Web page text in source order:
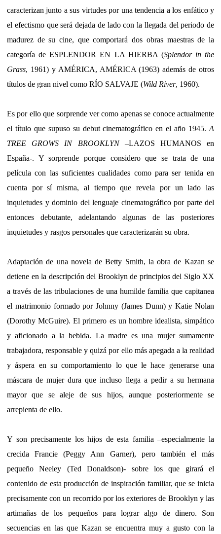
caracterizan junto a sus virtudes por una tendencia a los enfático y
el efectismo que será dejada de lado con la llegada del periodo de
madurez de su cine, que comportará dos obras maestras de la
categoría de ESPLENDOR EN LA HIERBA (Splendor in the
Grass, 1961) y AMÉRICA, AMÉRICA (1963) además de otros
títulos de gran nivel como RÍO SALVAJE (Wild River, 1960).
Es por ello que sorprende ver como apenas se conoce actualmente
el título que supuso su debut cinematográfico en el año 1945. A
TREE GROWS IN BROOKLYN–LAZOS HUMANOS en
España-. Y sorprende porque considero que se trata de una
película con las suficientes cualidades como para ser tenida en
cuenta por sí misma, al tiempo que revela por un lado las
inquietudes y dominio del lenguaje cinematográfico por parte del
entonces debutante, adelantando algunas de las posteriores
inquietudes y rasgos personales que caracterizarán su obra.
Adaptación de una novela de Betty Smith, la obra de Kazan se
detiene en la descripción del Brooklyn de principios del Siglo XX
a través de las tribulaciones de una humilde familia que capitanea
el matrimonio formado por Johnny (James Dunn) y Katie Nolan
(Dorothy McGuire). El primero es un hombre idealista, simpático
y aficionado a la bebida. La madre es una mujer sumamente
trabajadora, responsable y quizá por ello más apegada a la realidad
y áspera en su comportamiento lo que le hace generarse una
máscara de mujer dura que incluso llega a pedir a su hermana
mayor que se aleje de sus hijos, aunque posteriormente se
arrepienta de ello.
Y son precisamente los hijos de esta familia –especialmente la
crecida Francie (Peggy Ann Garner), pero también el más
pequeño Neeley (Ted Donaldson)- sobre los que girará el
contenido de esta producción de inspiración familiar, que se inicia
precisamente con un recorrido por los exteriores de Brooklyn y las
artimañas de los pequeños para lograr algo de dinero. Son
secuencias en las que Kazan se encuentra muy a gusto con la